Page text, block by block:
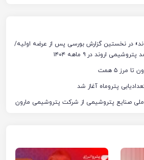
در نخستین گزارش بورسی پس از عرضه اولیه/
مرز ۵ همت
پتروماه آغاز شد
صنایع پتروشیمی از شرکت پتروشیمی مارون